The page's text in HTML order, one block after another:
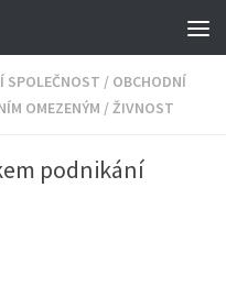
SPOLEČNOST / OBCHODNÍ
OMEZENÝM /ŽIVNOST
podnikání